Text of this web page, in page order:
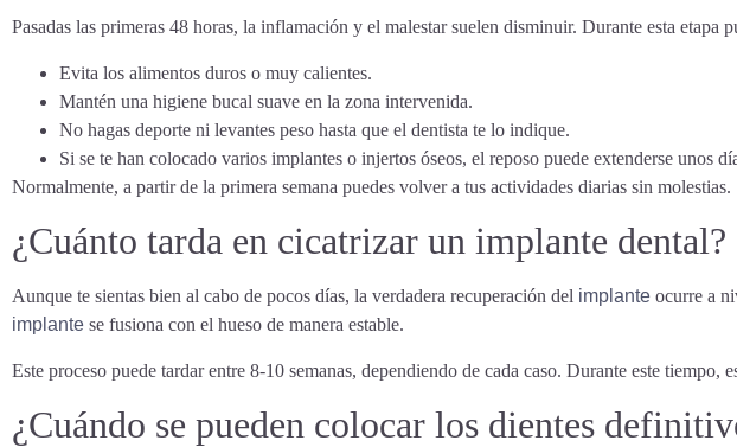
Pasadas las primeras 48 horas, la inflamación y el malestar suelen disminuir. Durante esta etapa
Evita los alimentos duros o muy calientes.
Mantén una higiene bucal suave en la zona intervenida.
No hagas deporte ni levantes peso hasta que el dentista te lo indique.
Si se te han colocado varios implantes o injertos óseos, el reposo puede extenderse unos
Normalmente, a partir de la primera semana puedes volver a tus actividades diarias sin molestias.
¿Cuánto tarda en cicatrizar un implante dental?
Aunque te sientas bien al cabo de pocos días, la verdadera recuperación del implante ocurre a
implante se fusiona con el hueso de manera estable.
Este proceso puede tardar entre 8-10 semanas, dependiendo de cada caso. Durante este
¿Cuándo se pueden colocar los dientes